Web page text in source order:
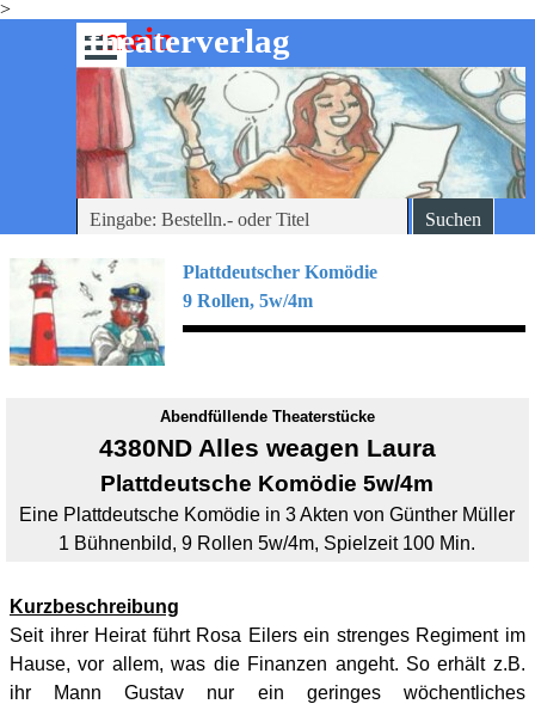
>
Direkt zum Seiteninhalt
-theaterverlag
mein
Menü überspringen
Suchen
Plattdeutscher Komödie
9 Rollen, 5w/4m
Abendfüllende Theaterstücke
4380ND Alles weagen Laura
Plattdeutsche Komödie 5w/4m
Eine Plattdeutsche Komödie in 3 Akten von Günther Müller
1 Bühnenbild, 9 Rollen 5w/4m, Spielzeit 100 Min.
Kurzbeschreibung
Seit ihrer Heirat führt Rosa Eilers ein strenges Regiment im
Hause, vor allem, was die Finanzen angeht. So erhält z.B.
ihr Mann Gustav nur ein geringes wöchentliches